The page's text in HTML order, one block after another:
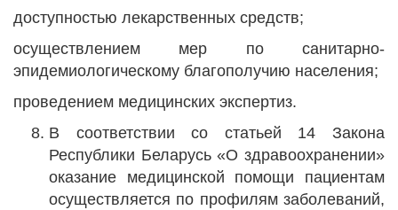
доступностью лекарственных средств;
осуществлением мер по санитарно-
эпидемиологическому благополучию населения;
проведением медицинских экспертиз.
В соответствии со статьей 14 Закона
Республики Беларусь «О здравоохранении»
оказание медицинской помощи пациентам
осуществляется по профилям заболеваний,